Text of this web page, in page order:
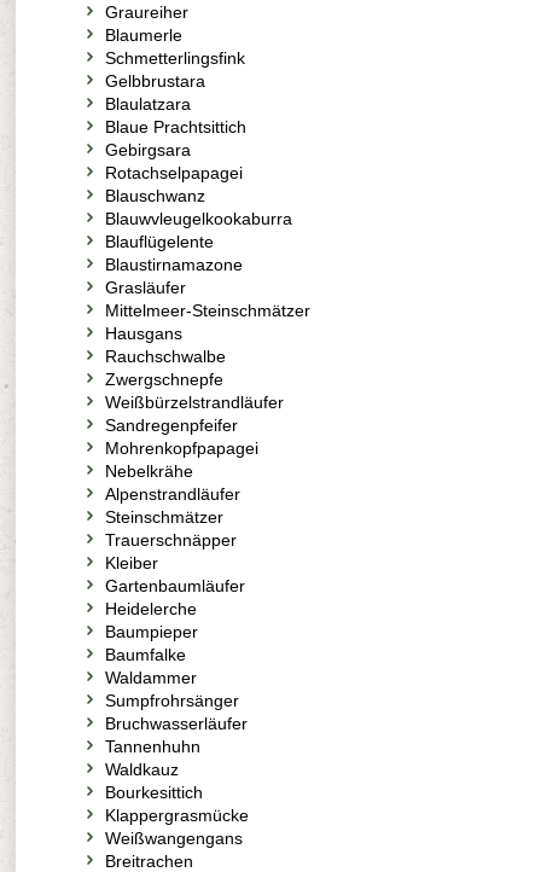
Graureiher
Blaumerle
Schmetterlingsfink
Gelbbrustara
Blaulatzara
Blaue Prachtsittich
Gebirgsara
Rotachselpapagei
Blauschwanz
Blauwvleugelkookaburra
Blauflügelente
Blaustirnamazone
Grasläufer
Mittelmeer-Steinschmätzer
Hausgans
Rauchschwalbe
Zwergschnepfe
Weißbürzelstrandläufer
Sandregenpfeifer
Mohrenkopfpapagei
Nebelkrähe
Alpenstrandläufer
Steinschmätzer
Trauerschnäpper
Kleiber
Gartenbaumläufer
Heidelerche
Baumpieper
Baumfalke
Waldammer
Sumpfrohrsänger
Bruchwasserläufer
Tannenhuhn
Waldkauz
Bourkesittich
Klappergrasmücke
Weißwangengans
Breitrachen